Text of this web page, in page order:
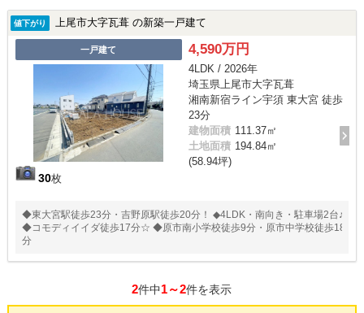
値下がり 上尾市大字瓦葺 の新築一戸建て
一戸建て
30枚
4,590万円
4LDK / 2026年
埼玉県上尾市大字瓦葺
湘南新宿ライン宇須 東大宮 徒歩
23分
建物面積 111.37㎡
土地面積 194.84㎡
(58.94坪)
◆東大宮駅徒歩23分・吉野原駅徒歩20分！ ◆4LDK・南向き・駐車場2台♪
◆コモディイイダ徒歩17分☆ ◆原市南小学校徒歩9分・原市中学校徒歩18
分
2件中1～2件を表示